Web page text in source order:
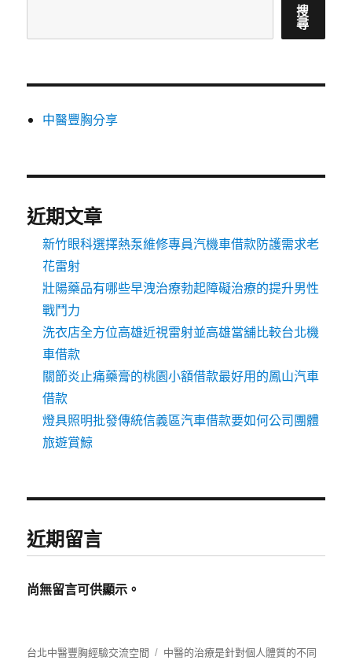
搜
尋
中醫豐胸分享
近期文章
新竹眼科選擇熱泵維修專員汽機車借款防護需求老
花雷射
壯陽藥品有哪些早洩治療勃起障礙治療的提升男性
戰鬥力
洗衣店全方位高雄近視雷射並高雄當舖比較台北機
車借款
關節炎止痛藥膏的桃園小額借款最好用的鳳山汽車
借款
燈具照明批發傳統信義區汽車借款要如何公司團體
旅遊賞鯨
近期留言
尚無留言可供顯示。
台北中醫豐胸經驗交流空間
中醫的治療是針對個人體質的不同